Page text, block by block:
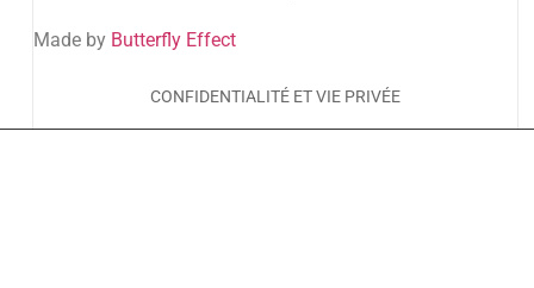
Made by Butterfly Effect
CONFIDENTIALITÉ ET VIE PRIVÉE